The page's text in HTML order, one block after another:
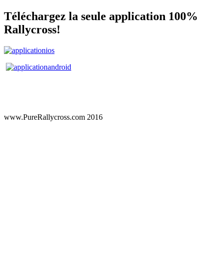
Téléchargez la seule application 100%
Rallycross!
www.PureRallycross.com 2016